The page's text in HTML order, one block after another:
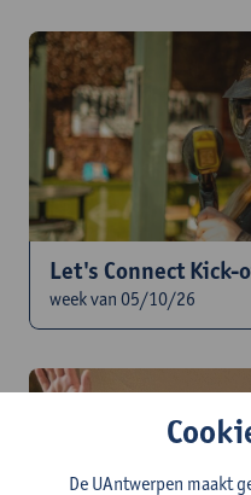
Let's Connect
week van 05/10/26
De UAntwerpen maakt